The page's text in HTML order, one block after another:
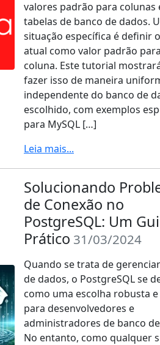
valores padrão para colunas
tabelas de banco de dados.
situação específica é definir
atual como valor padrão
coluna. Este tutorial
fazer isso de maneira
independente do banco de
escolhido, com exemplos
para MySQL […]
Leia mais...
Solucionando
de Conexão no
PostgreSQL: Um
Prático 31/03/2024
Quando se trata de
de dados, o PostgreSQL se
como uma escolha robusta
para desenvolvedores e
administradores de banco
No entanto, como qualquer